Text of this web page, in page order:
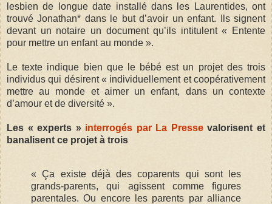
lesbien de longue date installé dans les Laurentides, ont
trouvé Jonathan* dans le but d’avoir un enfant. Ils signent
devant un notaire un document qu’ils intitulent « Entente
pour mettre un enfant au monde ».
Le texte indique bien que le bébé est un projet des trois
individus qui désirent « individuellement et coopérativement
mettre au monde et aimer un enfant, dans un contexte
d’amour et de diversité ».
Les « experts » interrogés par La Pressevalorisent et
banalisent ce projet à trois
« Ça existe déjà des coparents qui sont les
grands-parents, qui agissent comme figures
parentales. Ou encore les parents par alliance